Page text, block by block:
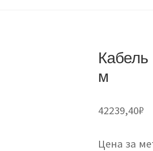
м
42239,40₽
Цена за